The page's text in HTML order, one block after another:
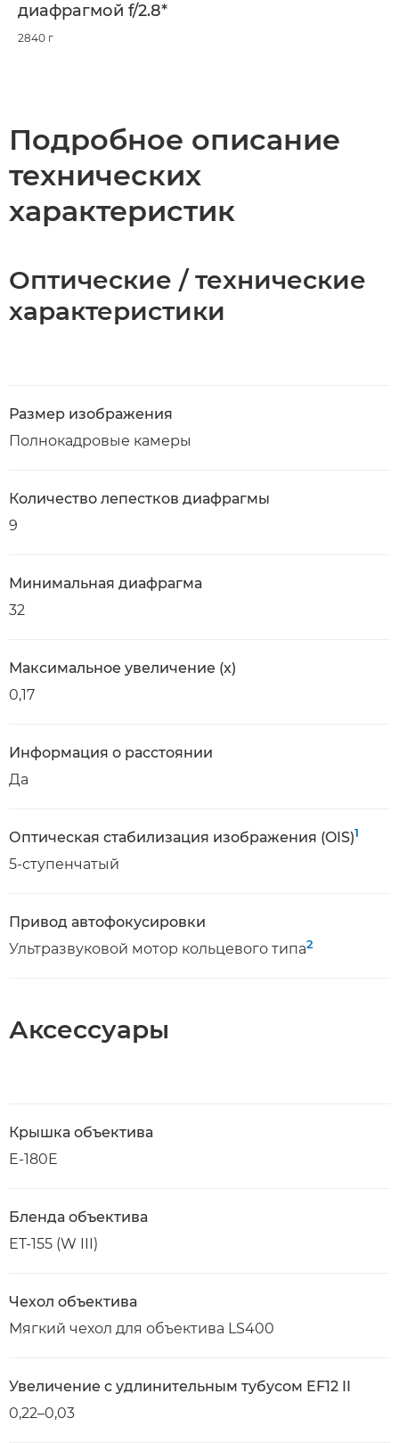
диафрагмой f/2.8*
2840 г
Подробное описание
технических
характеристик
Оптические / технические
характеристики
Размер изображения
Полнокадровые камеры
Количество лепестков диафрагмы
9
Минимальная диафрагма
32
Максимальное увеличение (x)
0,17
Информация о расстоянии
Да
Оптическая стабилизация изображения (OIS)1
5-ступенчатый
Привод автофокусировки
Ультразвуковой мотор кольцевого типа2
Аксессуары
Крышка объектива
E-180E
Бленда объектива
ET-155 (W III)
Чехол объектива
Мягкий чехол для объектива LS400
Увеличение с удлинительным тубусом EF12 II
0,22–0,03